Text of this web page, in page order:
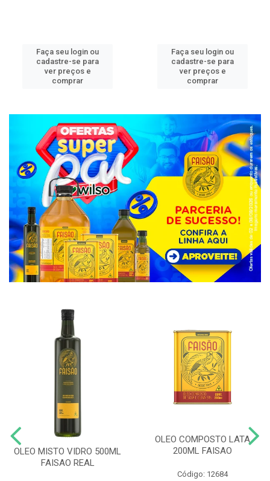
Faça seu login ou
cadastre-se para
ver preços e
comprar
Faça seu login ou
cadastre-se para
ver preços e
comprar
OLEO MISTO VIDRO 500ML
FAISAO REAL
OLEO COMPOSTO LATA
200ML FAISAO
Código: 12684